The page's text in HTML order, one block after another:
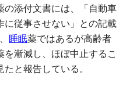
の添付文書には、「自動車
に従事させない」との記載
睡眠薬ではあるが高齢者
漸減し、ほぼ中止するこ
と報告している。